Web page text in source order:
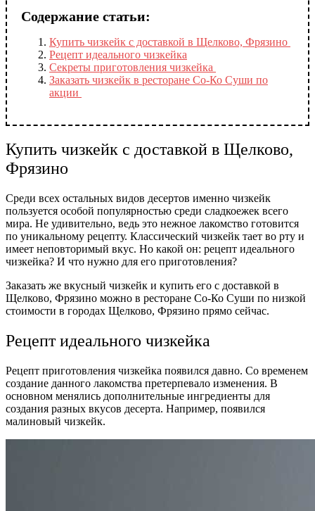
Содержание статьи:
Купить чизкейк с доставкой в Щелково, Фрязино
Рецепт идеального чизкейка
Секреты приготовления чизкейка
Заказать чизкейк в ресторане Со-Ко Суши по
акции
Купить чизкейк с доставкой в Щелково,
Фрязино
Среди всех остальных видов десертов именно чизкейк
пользуется особой популярностью среди сладкоежек всего
мира. Не удивительно, ведь это нежное лакомство готовится
по уникальному рецепту. Классический чизкейк тает во рту и
имеет неповторимый вкус. Но какой он: рецепт идеального
чизкейка? И что нужно для его приготовления?
Заказать же вкусный чизкейк и купить его с доставкой в
Щелково, Фрязино можно в ресторане Со-Ко Суши по низкой
стоимости в городах Щелково, Фрязино прямо сейчас.
Рецепт идеального чизкейка
Рецепт приготовления чизкейка появился давно. Со временем
создание данного лакомства претерпевало изменения. В
основном менялись дополнительные ингредиенты для
создания разных вкусов десерта. Например, появился
малиновый чизкейк.